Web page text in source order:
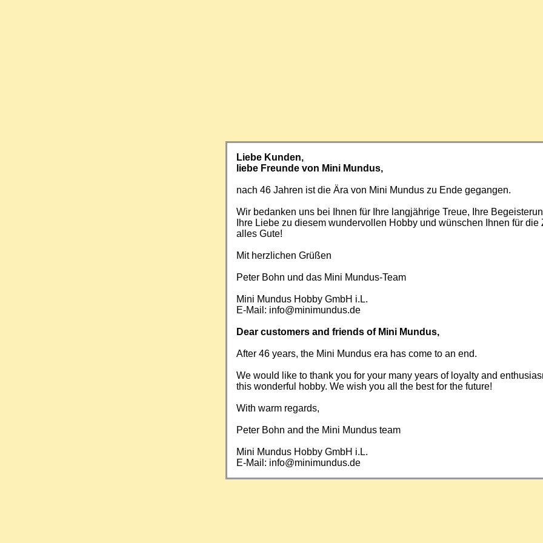
Liebe Kunden,
liebe Freunde von Mini Mundus,
nach 46 Jahren ist die Ära von Mini Mundus zu Ende gegangen.
Wir bedanken uns bei Ihnen für Ihre langjährige Treue, Ihre
Ihre Liebe zu diesem wundervollen Hobby und wünschen Ihnen für die
alles Gute!
Mit herzlichen Grüßen
Peter Bohn und das Mini Mundus-Team
Mini Mundus Hobby GmbH i.L.
E-Mail: info@minimundus.de
Dear customers and friends of Mini Mundus,
After 46 years, the Mini Mundus era has come to an end.
We would like to thank you for your many years of loyalty and
this wonderful hobby. We wish you all the best for the future!
With warm regards,
Peter Bohn and the Mini Mundus team
Mini Mundus Hobby GmbH i.L.
E-Mail: info@minimundus.de